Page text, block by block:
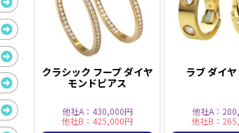
クラシック フープ ダイヤ
モンドピアス
他社A：430,000円
他社B：425,000円
ラブ ダイ
他社A：
他社B：